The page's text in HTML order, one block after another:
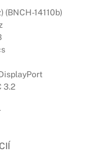
14110b)
3.2